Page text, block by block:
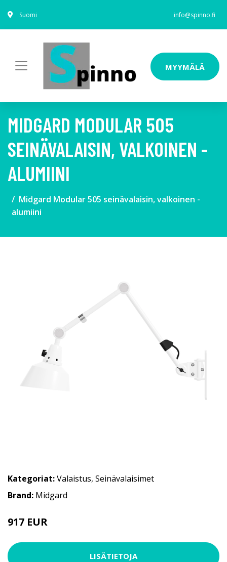
Suomi info@spinno.fi
MYYMÄLÄ
MIDGARD MODULAR 505
SEINÄVALAISIN, VALKOINEN -
ALUMIINI
Midgard Modular 505 seinävalaisin, valkoinen -
alumiini
Kategoriat:Valaistus, Seinävalaisimet
Brand: Midgard
917 EUR
LISÄTIETOJA